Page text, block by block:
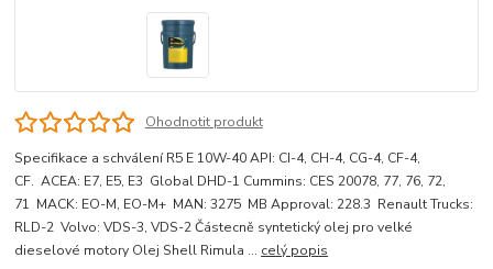
Ohodnotit produkt
Specifikace a schválení R5 E 10W-40 API: CI-4, CH-4, CG-4, CF-4,
CF. ACEA: E7, E5, E3 Global DHD-1 Cummins: CES 20078, 77, 76, 72,
71 MACK: EO-M, EO-M+ MAN: 3275 MB Approval: 228.3 Renault Trucks:
RLD-2 Volvo: VDS-3, VDS-2 Částecně syntetický olej pro velké
dieselové motory Olej Shell Rimula ... celý popis